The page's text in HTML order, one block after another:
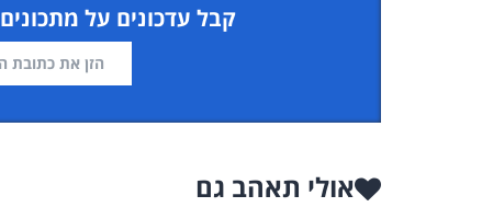
קבל עדכונים על
אולי תאהב גם